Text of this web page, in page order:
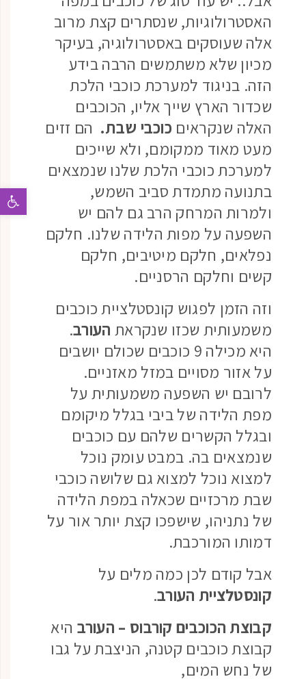
האסטרולוגיות, שנסתרים קצת מרוב
אלה שעוסקים באסטרולוגיה, בעיקר
מכיון שלא משתמשים הרבה בידע
הזה. בניגוד למערכת כוכבי הלכת
שכדור הארץ שייך אליו, הכוכבים
האלה שנקראים כוכבי שבת. הם זזים
מעט מאוד ממקומם, ולא שייכים
למערכת כוכבי הלכת שלנו שנמצאים
בתנועה מתמדת סביב השמש,
ולמרות המרחק הרב גם להם יש
השפעה על מפות הלידה שלנו. חלקם
נפלאים, חלקם מיטיבים, חלקם
קשים וחלקם הרסניים.
וזה הזמן לפגוש קונסטלציית כוכבים
משמעותית שכזו שנקראת העורב.
היא מכילה 9 כוכבים שכולם יושבים
על אזור מסויים במזל מאזניים.
לרובם יש השפעה משמעותית על
מפת הלידה של ביבי בגלל מיקומם
ובגלל הקשרים שלהם עם כוכבים
שנמצאים בה. במבט עומק נוכל
למצוא נוכל למצוא גם שלושה כוכבי
שבת מרכזיים שכאלה במפת הלידה
של נתניהו, שישפכו קצת יותר אור על
דמותו המורכבת.
אבל קודם לכן כמה מלים על
קונסטלציית העורב.
קבוצת הכוכבים קורבוס – העורב היא
קבוצת כוכבים קטנה, הניצבת על גבו
של נחש המים,